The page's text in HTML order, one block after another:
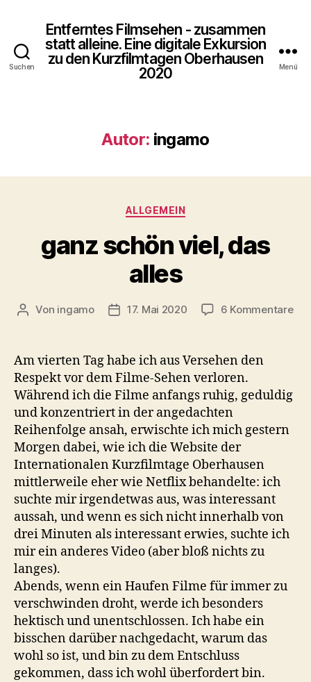
Suchen
Entferntes Filmsehen - zusammen
statt alleine. Eine digitale Exkursion
zu den Kurzfilmtagen Oberhausen
2020
Menü
Autor: ingamo
Kategorien
ALLGEMEIN
ganz schön viel, das
alles
Beitragsautor
Von ingamo Veröffentlichungsdatum
17. Mai 2020 6 Kommentarezu
Am vierten Tag habe ich aus Versehen den
Respekt vor dem Filme-Sehen verloren.
Während ich die Filme anfangs ruhig, geduldig
und konzentriert in der angedachten
Reihenfolge ansah, erwischte ich mich gestern
Morgen dabei, wie ich die Website der
Internationalen Kurzfilmtage Oberhausen
mittlerweile eher wie Netflix behandelte: ich
suchte mir irgendetwas aus, was interessant
aussah, und wenn es sich nicht innerhalb von
drei Minuten als interessant erwies, suchte ich
mir ein anderes Video (aber bloß nichts zu
langes).
Abends, wenn ein Haufen Filme für immer zu
verschwinden droht, werde ich besonders
hektisch und unentschlossen. Ich habe ein
bisschen darüber nachgedacht, warum das
wohl so ist, und bin zu dem Entschluss
gekommen, dass ich wohl überfordert bin.